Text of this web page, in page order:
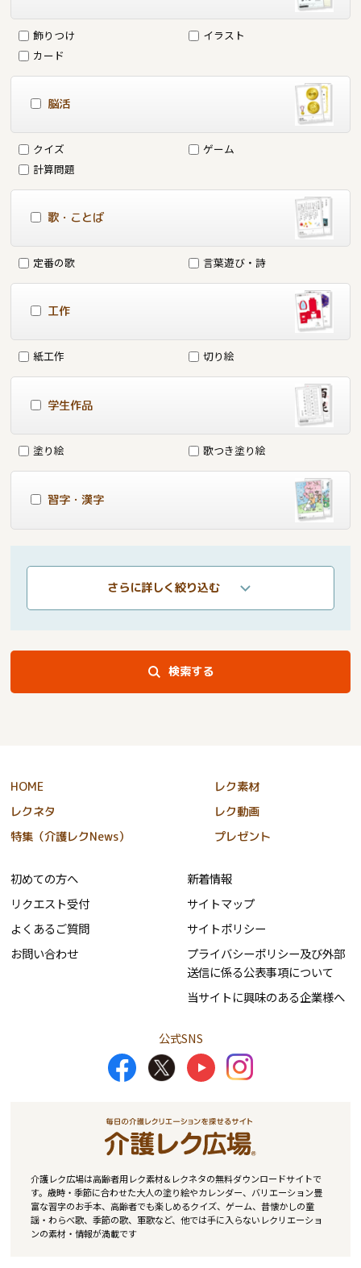
飾りつけ
イラスト
カード
脳活
クイズ
ゲーム
計算問題
歌・ことば
定番の歌 言葉遊び・詩
工作
紙工作 切り絵
学生作品
塗り絵 歌つき塗り絵
習字・漢字
さらに詳しく絞り込む
検索する
HOME
レク素材
レクネタ
レク動画
特集（介護レクNews）
プレゼント
初めての方へ
リクエスト受付
よくあるご質問
お問い合わせ
新着情報
サイトマップ
サイトポリシー
プライバシーポリシー及び外部
送信に係る公表事項について
当サイトに興味のある企業様へ
公式SNS
介護レク広場は高齢者用レク素材&レクネタの無料ダウンロードサイトで
す。歳時・季節に合わせた大人の塗り絵やカレンダー、バリエーション豊
富な習字のお手本、高齢者でも楽しめるクイズ、ゲーム、昔懐かしの童
謡・わらべ歌、季節の歌、軍歌など、他では手に入らないレクリエーショ
ンの素材・情報が満載です